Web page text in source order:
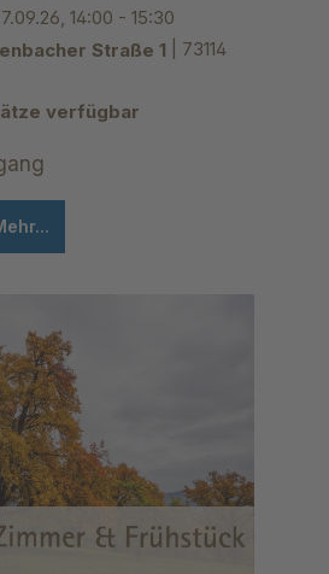
14:00 - 15:30
Straße 1 | 73114
verfügbar